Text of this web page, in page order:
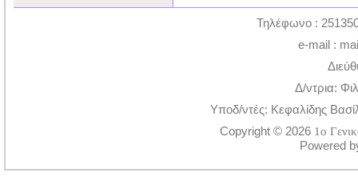
Τηλέφωνο :
e-mail :
Δ/ντρια:
Υποδ/ντές: Κεφαλίδης
Copyright © 2026 1ο
Powered